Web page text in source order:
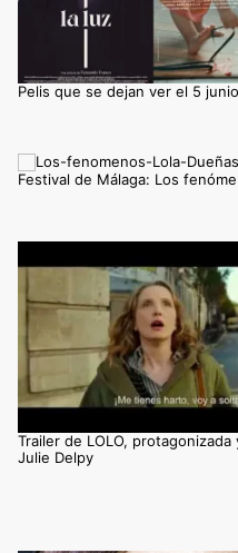
Pelis que se dejan ver el 5 junio
Festival de Málaga: Los
Trailer de LOLO,
Julie Delpy